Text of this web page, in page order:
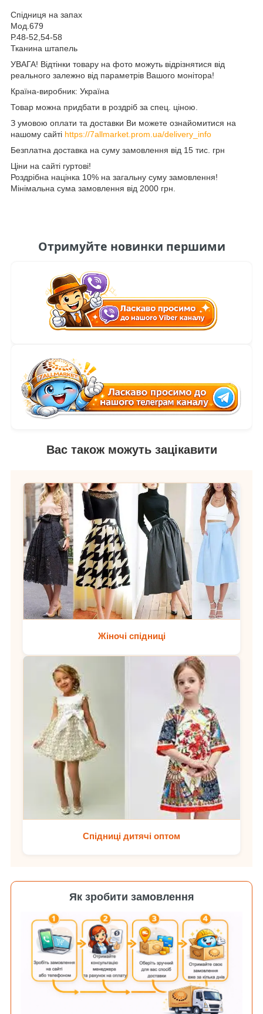
Спiдниця на запах
Мод.679
Р.48-52,54-58
Тканина штапель
УВАГА! Відтінки товару на фото можуть відрізнятися від
реального залежно від параметрів Вашого монітора!
Країна-виробник: Україна
Товар можна придбати в роздріб за спец. ціною.
З умовою оплати та доставки Ви можете ознайомитися на
нашому сайті https://7allmarket.prom.ua/delivery_info
Безплатна доставка на суму замовлення від 15 тис. грн
Ціни на сайті гуртові!
Роздрібна націнка 10% на загальну суму замовлення!
Мінімальна сума замовлення від 2000 грн.
Отримуйте новинки першими
Вас також можуть зацікавити
Жіночі спідниці
Спідниці дитячі оптом
Як зробити замовлення